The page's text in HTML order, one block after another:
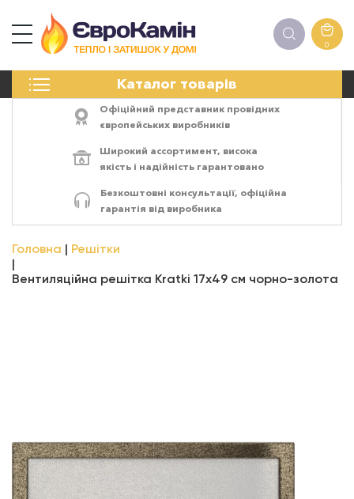
0
Каталог товарів
ПЕЧІ
ЕЛЕКТРОКАМІНИ
АКСЕСУАРИ
Офіційний представник провідних
європейських виробників
Широкий ассортимент, висока
якість і надійність гарантовано
Безкоштовні консультації, офіційна
гарантія від виробника
Головна Решітки
Вентиляційна решітка Kratki 17x49 см чорно-золота